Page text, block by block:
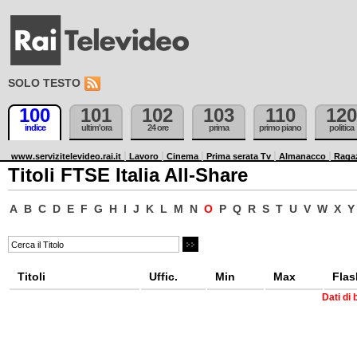
SOLO TESTO
100
indice
101
ultim'ora
102
24 ore
103
prima
110
primo piano
120
politica
www.servizitelevideo.rai.it Lavoro Cinema Prima serata Tv Almanacco
Titoli FTSE Italia All-Share
A B C D E F G H I J K L M N O P Q R S T U V W X Y
Titoli Uffic. Min Max
Dati di